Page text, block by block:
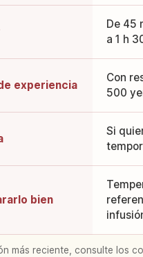
De 45
a 1 h
experiencia
Con
500
Si
bien
más reciente, consulte los